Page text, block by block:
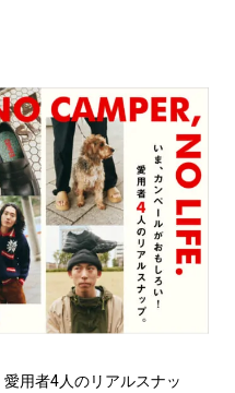
用者4人のリアルスナッ